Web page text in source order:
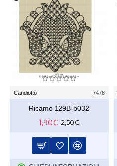
Candiotto 7478
Ricamo 129B-b032
1,90€ 2,50€